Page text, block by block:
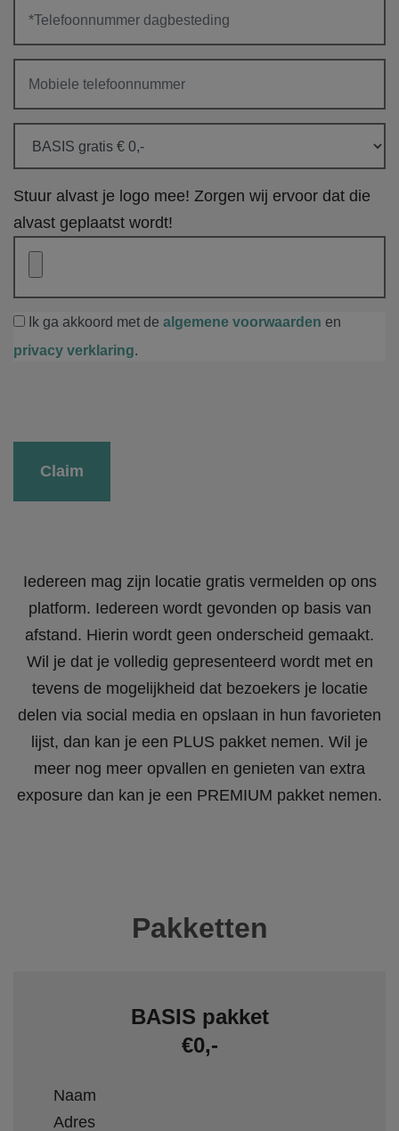
Stuur alvast je logo mee! Zorgen wij ervoor dat die
alvast geplaatst wordt!
Ik ga akkoord met de algemene voorwaarden en
privacy verklaring.
Iedereen mag zijn locatie gratis vermelden op ons
platform. Iedereen wordt gevonden op basis van
afstand. Hierin wordt geen onderscheid gemaakt.
Wil je dat je volledig gepresenteerd wordt met en
tevens de mogelijkheid dat bezoekers je locatie
delen via social media en opslaan in hun favorieten
lijst, dan kan je een PLUS pakket nemen. Wil je
meer nog meer opvallen en genieten van extra
exposure dan kan je een PREMIUM pakket nemen.
Pakketten
BASIS pakket
€0,-
Naam
Adres